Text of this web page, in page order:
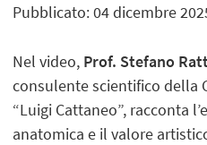
Pubblicato: 04 dicembre
Nel video, Prof. Stefano
consulente scientifico della
“Luigi Cattaneo”, racconta
anatomica e il valore